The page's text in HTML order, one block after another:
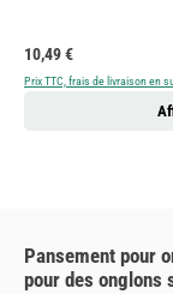
Prix régulier :
10,49 €
Prix TTC, frais de livraison en
Pansement pour
pour des onglons